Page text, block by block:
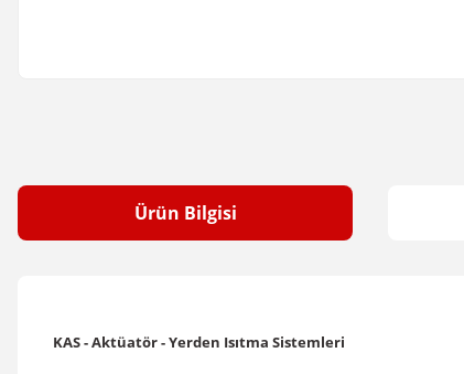
Ürün Bilgisi
KAS - Aktüatör - Yerden Isıtma Sistemleri